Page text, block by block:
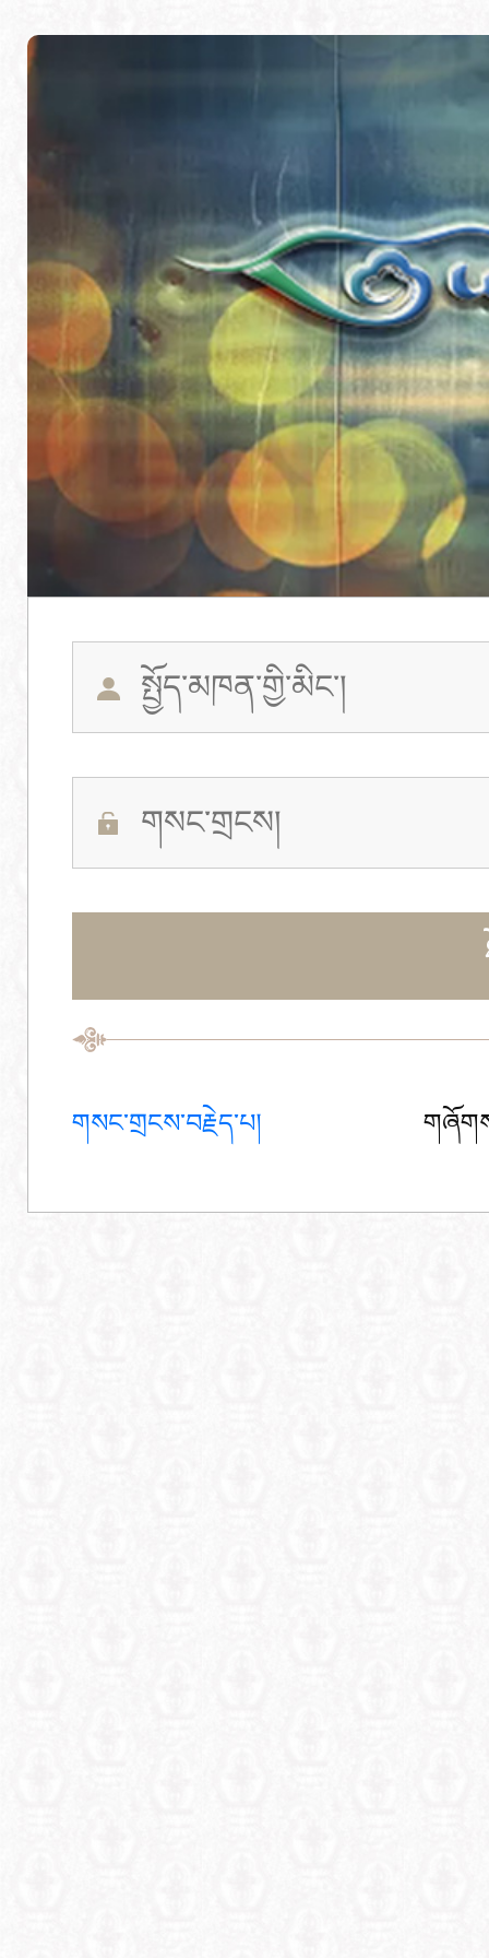
གསང་གྲངས་བརྗེད་པ།